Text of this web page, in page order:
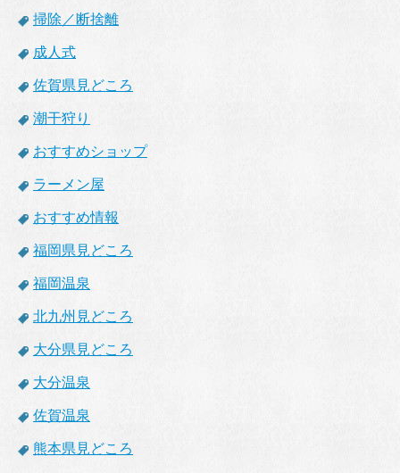
掃除／断捨離
成人式
佐賀県見どころ
潮干狩り
おすすめショップ
ラーメン屋
おすすめ情報
福岡県見どころ
福岡温泉
北九州見どころ
大分県見どころ
大分温泉
佐賀温泉
熊本県見どころ